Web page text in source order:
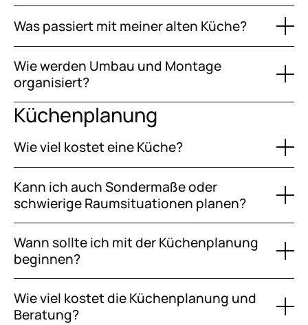
Was passiert mit meiner alten Küche?
Wie werden Umbau und Montage
organisiert?
Küchenplanung
Wie viel kostet eine Küche?
Kann ich auch Sondermaße oder
schwierige Raumsituationen planen?
Wann sollte ich mit der Küchenplanung
beginnen?
Wie viel kostet die Küchenplanung und
Beratung?